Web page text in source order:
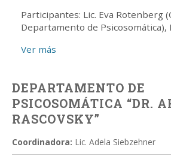
Participantes: Lic. Eva Rotenberg
Departamento de Psicosomática),
la AP...
Ver más
DEPARTAMENTO DE
PSICOSOMÁTICA “DR.
RASCOVSKY”
Coordinadora: Lic. Adela Siebzehner